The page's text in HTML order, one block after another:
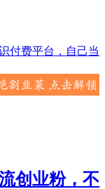
付费平台，自己当
创业粉，不